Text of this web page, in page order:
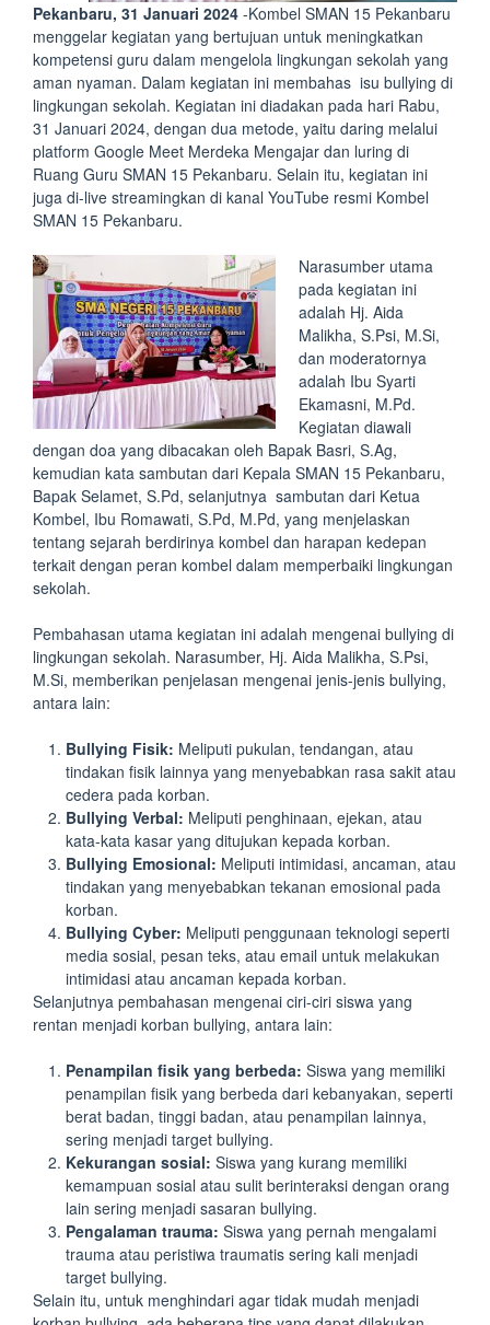
Pekanbaru, 31 Januari 2024 -Kombel SMAN 15 Pekanbaru
menggelar kegiatan yang bertujuan untuk meningkatkan
kompetensi guru dalam mengelola lingkungan sekolah yang
aman nyaman. Dalam kegiatan ini membahas isu bullying di
lingkungan sekolah. Kegiatan ini diadakan pada hari Rabu,
31 Januari 2024, dengan dua metode, yaitu daring melalui
platform Google Meet Merdeka Mengajar dan luring di
Ruang Guru SMAN 15 Pekanbaru. Selain itu, kegiatan ini
juga di-live streamingkan di kanal YouTube resmi Kombel
SMAN 15 Pekanbaru.
Narasumber utama
pada kegiatan ini
adalah Hj. Aida
Malikha, S.Psi, M.Si,
dan moderatornya
adalah Ibu Syarti
Ekamasni, M.Pd.
Kegiatan diawali
dengan doa yang dibacakan oleh Bapak Basri, S.Ag,
kemudian kata sambutan dari Kepala SMAN 15 Pekanbaru,
Bapak Selamet, S.Pd, selanjutnya sambutan dari Ketua
Kombel, Ibu Romawati, S.Pd, M.Pd, yang menjelaskan
tentang sejarah berdirinya kombel dan harapan kedepan
terkait dengan peran kombel dalam memperbaiki lingkungan
sekolah.
Pembahasan utama kegiatan ini adalah mengenai bullying di
lingkungan sekolah. Narasumber, Hj. Aida Malikha, S.Psi,
M.Si, memberikan penjelasan mengenai jenis-jenis bullying,
antara lain:
Bullying Fisik: Meliputi pukulan, tendangan, atau
tindakan fisik lainnya yang menyebabkan rasa sakit atau
cedera pada korban.
Bullying Verbal: Meliputi penghinaan, ejekan, atau
kata-kata kasar yang ditujukan kepada korban.
Bullying Emosional: Meliputi intimidasi, ancaman, atau
tindakan yang menyebabkan tekanan emosional pada
korban.
Bullying Cyber: Meliputi penggunaan teknologi seperti
media sosial, pesan teks, atau email untuk melakukan
intimidasi atau ancaman kepada korban.
Selanjutnya pembahasan mengenai ciri-ciri siswa yang
rentan menjadi korban bullying, antara lain:
Penampilan fisik yang berbeda: Siswa yang memiliki
penampilan fisik yang berbeda dari kebanyakan, seperti
berat badan, tinggi badan, atau penampilan lainnya,
sering menjadi target bullying.
Kekurangan sosial: Siswa yang kurang memiliki
kemampuan sosial atau sulit berinteraksi dengan orang
lain sering menjadi sasaran bullying.
Pengalaman trauma: Siswa yang pernah mengalami
trauma atau peristiwa traumatis sering kali menjadi
target bullying.
Selain itu, untuk menghindari agar tidak mudah menjadi